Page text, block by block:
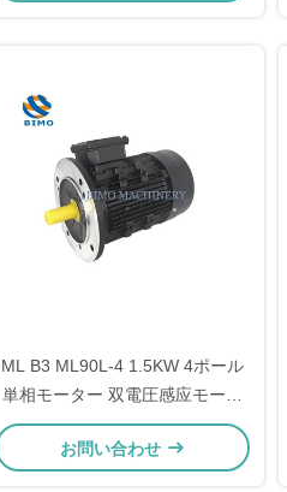
ML B3 ML90L-4 1.5KW 4ポール
単相モーター 双電圧感应モータ
ー
お問い合わせ